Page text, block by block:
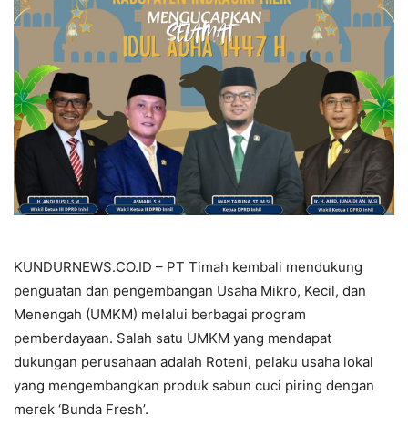
KUNDURNEWS.CO.ID – PT Timah kembali mendukung
penguatan dan pengembangan Usaha Mikro, Kecil, dan
Menengah (UMKM) melalui berbagai program
pemberdayaan. Salah satu UMKM yang mendapat
dukungan perusahaan adalah Roteni, pelaku usaha lokal
yang mengembangkan produk sabun cuci piring dengan
merek ‘Bunda Fresh’.